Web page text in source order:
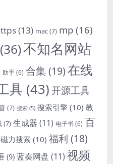
(13) mac(7) mp (16)
(36)不知名网站
助手(6) 合集 (19)在线
具 (43)开源工具
(7) 搜索 (5) 搜索引擎 (10) 教
(7) 生成器 (11) 电子书(6) 百
磁力搜索 (10) 福利 (18)
(9) 蓝奏网盘 (11) 视频